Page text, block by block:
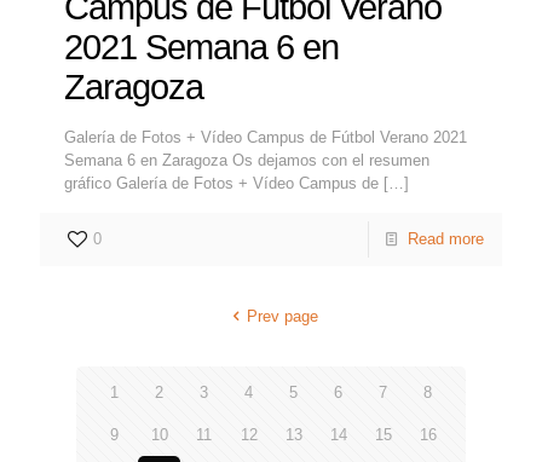
2021 Semana 6 en
Zaragoza
Galería de Fotos + Vídeo Campus de Fútbol Verano 2021
Semana 6 en Zaragoza Os dejamos con el resumen
gráfico Galería de Fotos + Vídeo Campus de […]
0 Read more
Prev page
1 2 3 4 5 6 7 8
9 10 11 12 13 14 15 16